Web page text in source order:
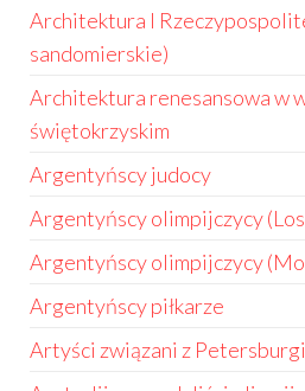
Architektura I
sandomierskie)
Architektura renesansowa w
świętokrzyskim
Argentyńscy judocy
Argentyńscy olimpijczycy
Argentyńscy olimpijczycy
Argentyńscy piłkarze
Artyści związani z